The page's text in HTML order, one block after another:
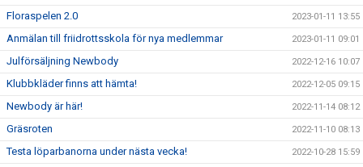
Floraspelen 2.0 2023-01-11 13:55
Anmälan till friidrottsskola för nya medlemmar 2023-01-11 09:01
Julförsäljning Newbody 2022-12-16 10:07
Klubbkläder finns att hämta! 2022-12-05 09:15
Newbody är här! 2022-11-14 08:12
Gräsroten 2022-11-10 08:13
Testa löparbanorna under nästa vecka! 2022-10-28 15:59